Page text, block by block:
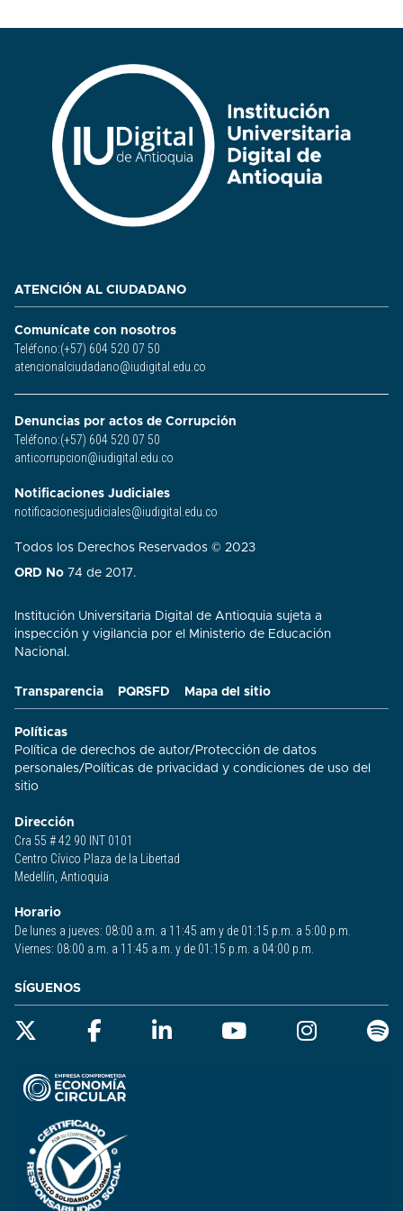
Transparencia PQRSFD Mapa del sitio
Políticas
Política de derechos de autor/Protección de datos
personales/Políticas de privacidad y condiciones de uso del
sitio​
Dirección
Cra 55 # 42 90 INT 0101
Centro Cívico Plaza de la Libertad
Medellín, Antioquia
Horario
De lunes a jueves: 08:00 a.m. a 11:45 am y de 01:15 p.m. a 5:00 p.m.
Viernes: 08:00 a.m. a 11:45 a.m. y de 01:15 p.m. a 04:00 p.m.
ATENCIÓN AL CIUDADANO
Comunícate con nosotros
Teléfono:(+57) 604 520 07 50
atencionalciudadano@iudigital.edu.co
Denuncias por actos de Corrupción
Teléfono:(+57) 604 520 07 50
anticorrupcion@iudigital.edu.co
Notificaciones Judiciales
notificacionesjudiciales@iudigital.edu.co
Todos los Derechos Reservados © 2023
ORD No 74 de 2017.
Institución Universitaria Digital de Antioquia sujeta a
inspección y vigilancia por el Ministerio de Educación
Nacional.
SÍGUENOS